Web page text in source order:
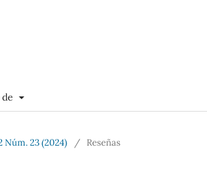
Núm. 23 (2024) / Reseñas